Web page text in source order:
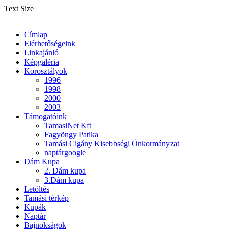
ipsum 1 сентября классное руководство
Text Size
Címlap
Elérhetőségeink
Linkajánló
Képgaléria
Korosztályok
1996
1998
2000
2003
Támogatóink
TamasiNet Kft
Fagyöngy Patika
Tamási Cigány Kisebbségi Önkormányzat
naptárgoogle
Dám Kupa
2. Dám kupa
3.Dám kupa
Letöltés
Tamási térkép
Kupák
Naptár
Bajnokságok